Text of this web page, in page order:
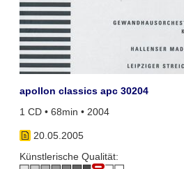
apollon classics apc 30204
1 CD • 68min • 2004
20.05.2005
Künstlerische Qualität: